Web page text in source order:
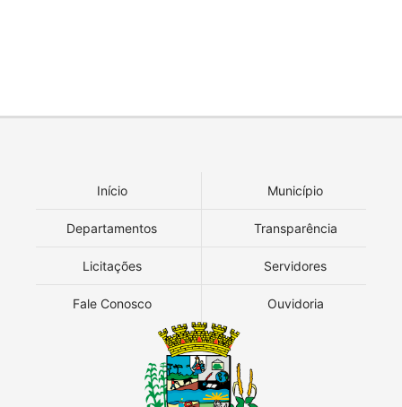
Início Município
Departamentos Transparência
Licitações Servidores
Fale Conosco Ouvidoria